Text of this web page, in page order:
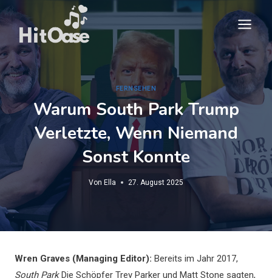
Zum
Inhalt
springen
FERNSEHEN
Warum South Park Trump
Verletzte, Wenn Niemand
Sonst Konnte
Von Ella 27. August 2025
Wren Graves (Managing Editor): Bereits im Jahr 2017,
South ParkDie Schöpfer Trey Parker und Matt Stone sagten,